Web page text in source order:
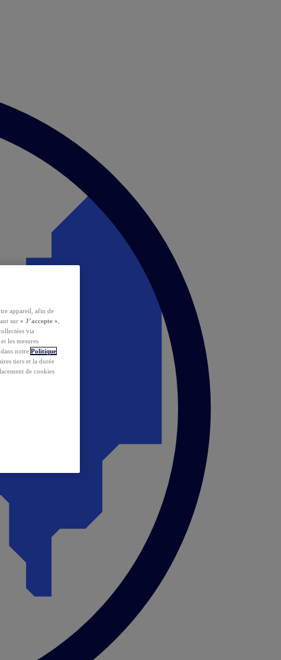
appareil, afin de
sur « J’accepte »
via
les mesures
notre Politique
tiers et la durée
de cookies